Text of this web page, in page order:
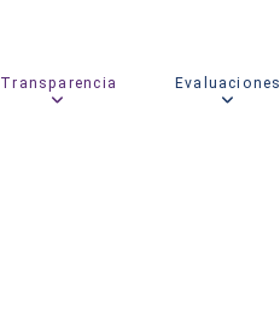
Transparencia Evaluaciones